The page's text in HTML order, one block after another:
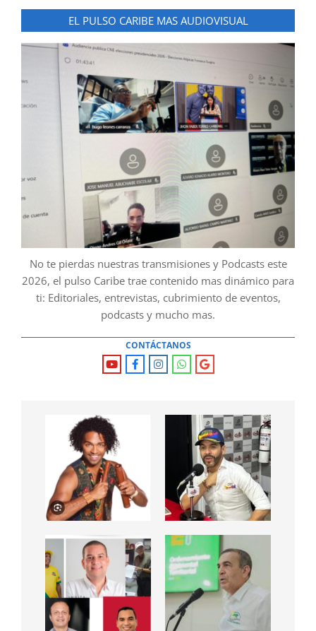
EL PULSO CARIBE MAS AUDIOVISUAL
No te pierdas nuestras transmisiones y Podcasts este
2026, el pulso Caribe trae contenido mas dinámico para
ti: Editoriales, entrevistas, cubrimiento de eventos,
podcasts y mucho mas.
CONTÁCTANOS